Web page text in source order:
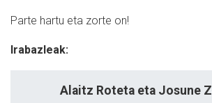
Parte hartu eta zorte on!
Irabazleak:
Alaitz Roteta eta Josune